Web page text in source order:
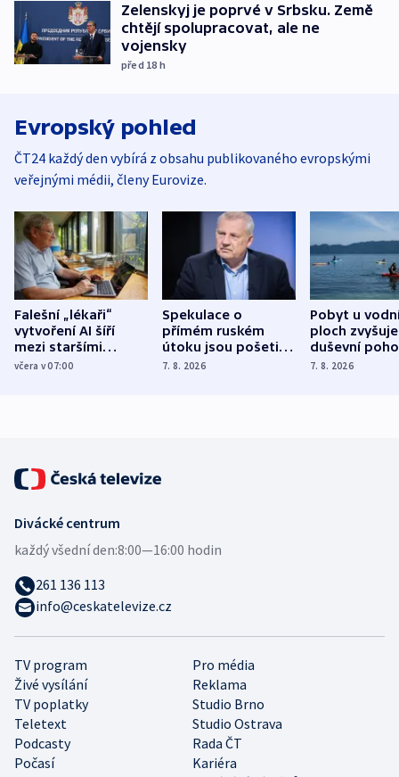
Zelenskyj je poprvé v Srbsku. Země
chtějí spolupracovat, ale ne
vojensky
před 18 h
Evropský pohled
ČT24 každý den vybírá z obsahu publikovaného evropskými
veřejnými médii, členy Eurovize.
Falešní „lékaři“
vytvoření AI šíří
mezi staršími
Poláky nebezpečné
včera v 07:00
Spekulace o
přímém ruském
útoku jsou pošetilé,
míní estonský
7. 8. 2026
Pobyt u
ploch zvyšuje
duševní
ukázala
7. 8. 2026
TV program
Pro média
Živé vysílání
Reklama
TV poplatky
Studio Brno
Teletext
Studio Ostrava
Podcasty
Rada ČT
Počasí
Kariéra
Divácké centrum
každý všední den:8:00—16:00 hodin
261 136 113
info@ceskatelevize.cz